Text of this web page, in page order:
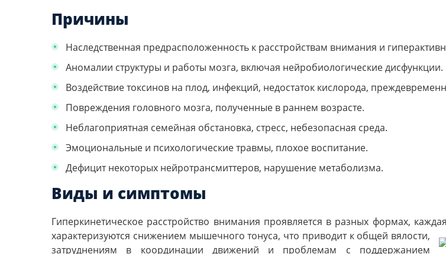
Причины
Наследственная предрасположенность к расстройствам внимания и
Аномалии структуры и работы мозга, включая нейробиологические дисфункции.
Воздействие токсинов на плод, инфекций, недостаток кислорода,
Повреждения головного мозга, полученные в раннем возрасте.
Неблагоприятная семейная обстановка, стресс, небезопасная среда.
Эмоциональные и психологические травмы, плохое воспитание.
Дефицит некоторых нейротрансмиттеров, нарушение метаболизма.
Виды и симптомы
Гиперкинетическое расстройство внимания проявляется в разных формах,
характеризуются снижением мышечного тонуса, что приводит к общей вялости,
затруднениям в координации движений и проблемам с поддержанием